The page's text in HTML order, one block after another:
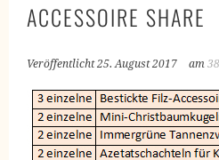
ACCESSOIRE SHARE
Veröffentlicht25. August 2017 am